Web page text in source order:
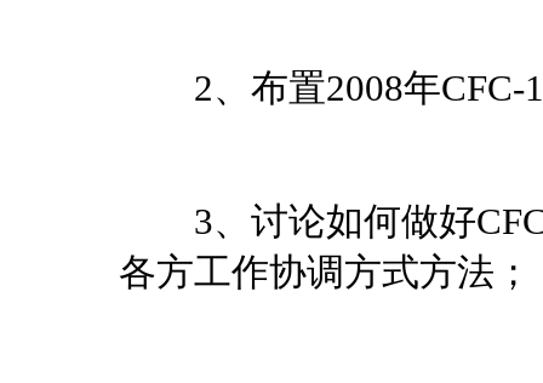
2、布置2008年CFC-
3、讨论如何做好
各方工作协调方式方法；